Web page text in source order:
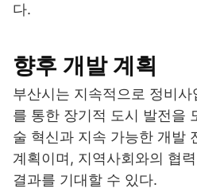
다.
향후 개발 계획
부산시는 지속적으로 정비
를 통한 장기적 도시 발전을
술 혁신과 지속 가능한 개발
계획이며, 지역사회와의 협
결과를 기대할 수 있다.